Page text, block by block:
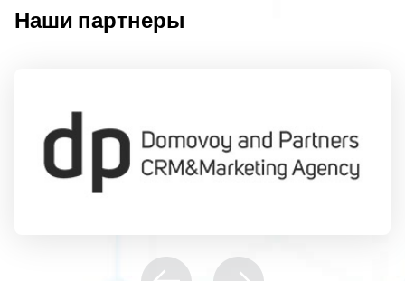
Наши партнеры